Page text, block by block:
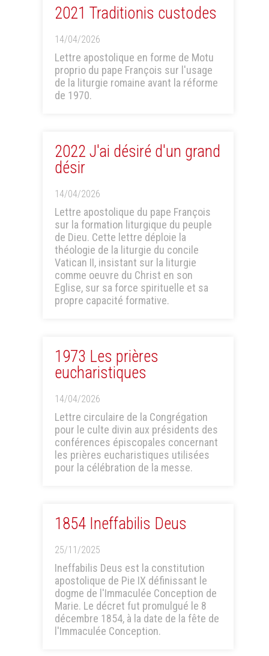
2021 Traditionis custodes
14/04/2026
Lettre apostolique en forme de Motu
proprio du pape François sur l'usage
de la liturgie romaine avant la réforme
de 1970.
2022 J'ai désiré d'un grand
désir
14/04/2026
Lettre apostolique du pape François
sur la formation liturgique du peuple
de Dieu. Cette lettre déploie la
théologie de la liturgie du concile
Vatican II, insistant sur la liturgie
comme oeuvre du Christ en son
Eglise, sur sa force spirituelle et sa
propre capacité formative.
1973 Les prières
eucharistiques
14/04/2026
Lettre circulaire de la Congrégation
pour le culte divin aux présidents des
conférences épiscopales concernant
les prières eucharistiques utilisées
pour la célébration de la messe.
1854 Ineffabilis Deus
25/11/2025
Ineffabilis Deus est la constitution
apostolique de Pie IX définissant le
dogme de l'Immaculée Conception de
Marie. Le décret fut promulgué le 8
décembre 1854, à la date de la fête de
l'Immaculée Conception.